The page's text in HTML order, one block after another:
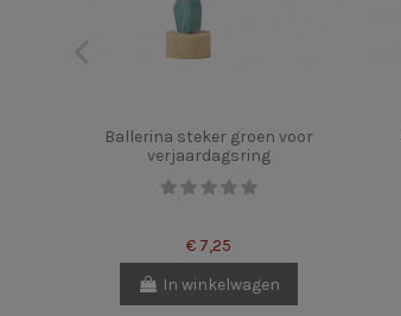
Ballerina steker groen voor
verjaardagsring
€ 7,25
In winkelwagen